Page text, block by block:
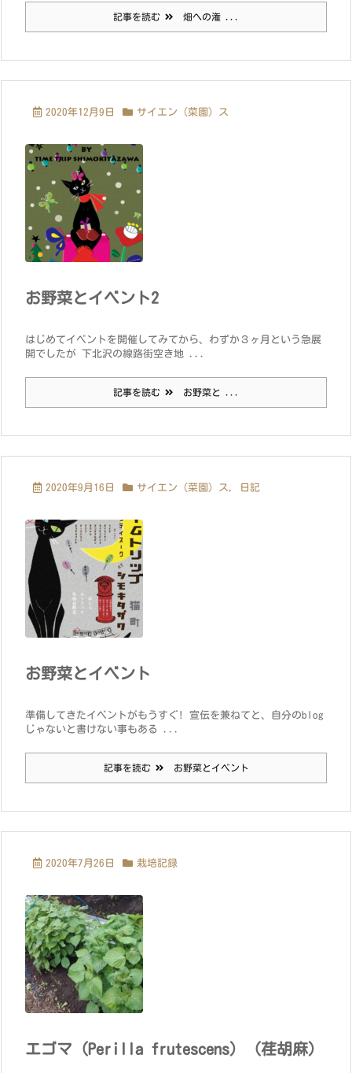
記事を読む 畑への潅 ...
2020年12月9日 サイエン（菜園）ス
お野菜とイベント2
はじめてイベントを開催してみてから、わずか３ヶ月という急展
開でしたが 下北沢の線路街空き地 ...
記事を読む お野菜と ...
2020年9月16日 サイエン（菜園）ス, 日記
お野菜とイベント
準備してきたイベントがもうすぐ! 宣伝を兼ねてと、自分のblog
じゃないと書けない事もある ...
記事を読む お野菜とイベント
2020年7月26日 栽培記録
エゴマ（Perilla frutescens）（荏胡麻）